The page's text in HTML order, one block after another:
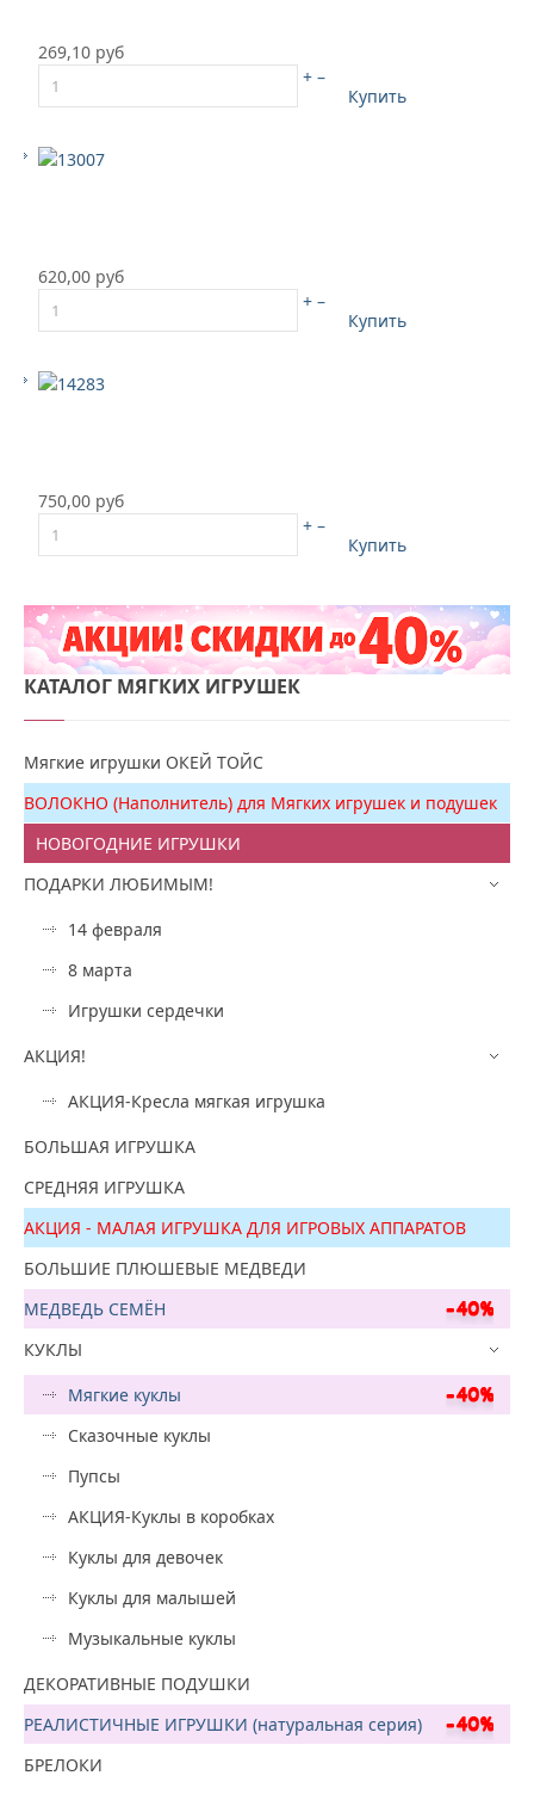
269,10 руб
+ –
Купить
620,00 руб
+ –
Купить
750,00 руб
+ –
Купить
КАТАЛОГ МЯГКИХ ИГРУШЕК
Мягкие игрушки ОКЕЙ ТОЙС
ВОЛОКНО (Наполнитель) для Мягких игрушек и подушек
НОВОГОДНИЕ ИГРУШКИ
ПОДАРКИ ЛЮБИМЫМ!
14 февраля
8 марта
Игрушки сердечки
АКЦИЯ!
АКЦИЯ-Кресла мягкая игрушка
БОЛЬШАЯ ИГРУШКА
СРЕДНЯЯ ИГРУШКА
АКЦИЯ - МАЛАЯ ИГРУШКА ДЛЯ ИГРОВЫХ АППАРАТОВ
БОЛЬШИЕ ПЛЮШЕВЫЕ МЕДВЕДИ
МЕДВЕДЬ СЕМЁН
КУКЛЫ
Мягкие куклы
Сказочные куклы
Пупсы
АКЦИЯ-Куклы в коробках
Куклы для девочек
Куклы для малышей
Музыкальные куклы
ДЕКОРАТИВНЫЕ ПОДУШКИ
РЕАЛИСТИЧНЫЕ ИГРУШКИ (натуральная серия)
БРЕЛОКИ